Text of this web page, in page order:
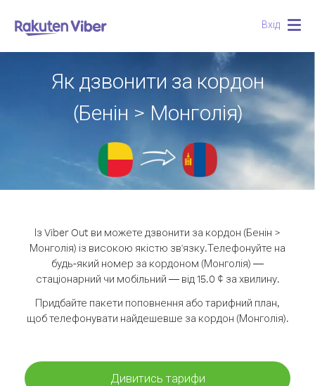
Вхід
Як дзвонити за кордон
(Бенін > Монголія)
Із Viber Out ви можете дзвонити за кордон (Бенін >
Монголія) із високою якістю зв'язку.Телефонуйте на
будь-який номер за кордоном (Монголія) —
стаціонарний чи мобільний — від 15.0 ¢ за хвилину.
Придбайте пакети поповнення або тарифний план,
щоб телефонувати найдешевше за кордон (Монголія).
Дивитись тарифи